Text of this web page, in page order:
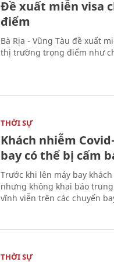
Đề xuất miễn visa
điểm
Bà Rịa - Vũng Tàu đề xuất
thị trường trọng điểm như
THỜI SỰ
Khách nhiễm
bay có thể bị cấm
Trước khi lên máy bay
nhưng không khai báo
vĩnh viễn trên các chuyến
THỜI SỰ